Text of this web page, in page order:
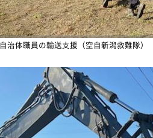
自治体職員の輸送支援（空自新潟救難隊